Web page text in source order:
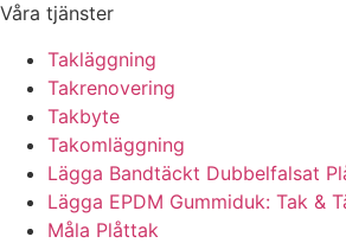
Våra tjänster
Takläggning
Takrenovering
Takbyte
Takomläggning
Lägga Bandtäckt Dubbelfalsat
Lägga EPDM Gummiduk: Tak &
Måla Plåttak